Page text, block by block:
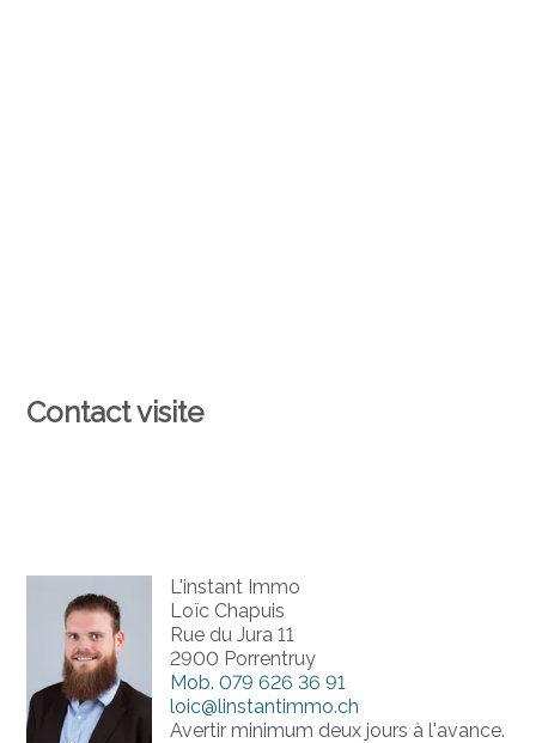
Contact visite
L'instant Immo
Loïc Chapuis
Rue du Jura 11
2900 Porrentruy
Mob. 079 626 36 91
loic@linstantimmo.ch
Avertir minimum deux jours à l'avance.